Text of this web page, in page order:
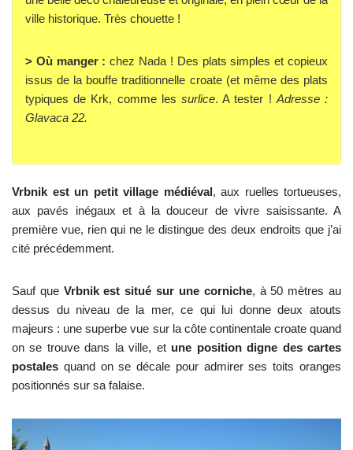
ville historique. Très chouette !
> Où manger :chez Nada ! Des plats simples et copieux
issus de la bouffe traditionnelle croate (et même des plats
typiques de Krk, comme les surlice. A tester ! Adresse :
Glavaca 22.
Vrbnik est un petit village médiéval, aux ruelles tortueuses,
aux pavés inégaux et à la douceur de vivre saisissante. A
première vue, rien qui ne le distingue des deux endroits que j’ai
cité précédemment.
Sauf que Vrbnik est situé sur une corniche, à 50 mètres au
dessus du niveau de la mer, ce qui lui donne deux atouts
majeurs : une superbe vue sur la côte continentale croate quand
on se trouve dans la ville, et une position digne des cartes
postales quand on se décale pour admirer ses toits oranges
positionnés sur sa falaise.